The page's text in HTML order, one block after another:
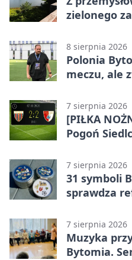
zielonego
8 sierpnia 2026
Polonia
meczu, ale
7 sierpnia 2026
[PIŁKA
Pogoń
ale stracili
7 sierpnia 2026
31 symboli
sprawdza
7 sierpnia 2026
Muzyka
Bytomia.